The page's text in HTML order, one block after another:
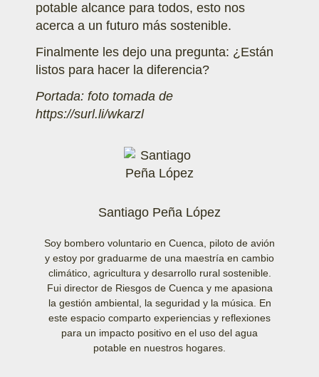
potable alcance para todos, esto nos
acerca a un futuro más sostenible.
Finalmente les dejo una pregunta: ¿Están
listos para hacer la diferencia?
Portada: foto tomada de
https://surl.li/wkarzl
Santiago Peña López
Soy bombero voluntario en Cuenca, piloto de avión
y estoy por graduarme de una maestría en cambio
climático, agricultura y desarrollo rural sostenible.
Fui director de Riesgos de Cuenca y me apasiona
la gestión ambiental, la seguridad y la música. En
este espacio comparto experiencias y reflexiones
para un impacto positivo en el uso del agua
potable en nuestros hogares.